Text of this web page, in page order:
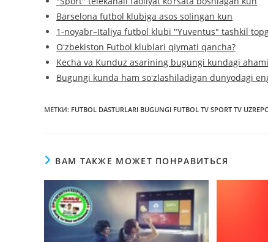
Barselona futbol klubiga asos solingan kun
1-noyabr–Italiya futbol klubi "Yuventus" tashkil
Oʻzbekiston Futbol klublari qiymati qancha?
Kecha va Kunduz asarining bugungi kundagi
Bugungi kunda ham soʻzlashiladigan dunyodagi
МЕТКИ: FUTBOL DASTURLARI BUGUNGI FUTBOL TV SPORT TV
ВАМ ТАКЖЕ МОЖЕТ ПОНРАВИТЬСЯ